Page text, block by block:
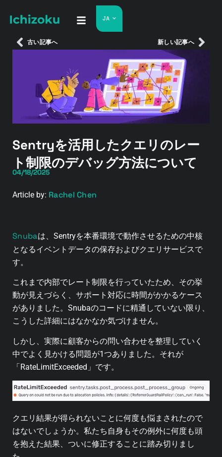
JA
古い記事へ 新しい記事へ
Sentryを活用したクエリのレー
ト制限のデバッグ方法について
04/18/2025
Article by: Rachel Chen
Snubaは、Sentryを本番環境で動作させるための中核
となるイベントデータの保存およびクエリサービスで
す。
これまで内部でレート制限を行っていたため、その挙
動が見えづらく、サポート対応に時間がかかるケース
がありました。Snubaのコードに精通していない限り、
こうした詳細にはなかなか気づけません。
しかし、実際に顧客からの問い合わせを整理していく
中でよく見かける問題が1つありました。それが
「RateLimitExceeded」です。
クエリ結果が得られないことに何度も悩まされたので
はないでしょうか。私たち自身もその例外に何度も頭
を抱えた結果、ついに修正することに踏み切りまし